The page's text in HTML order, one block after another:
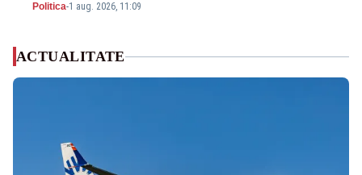
Politica-1 aug. 2026, 11:09
ACTUALITATE